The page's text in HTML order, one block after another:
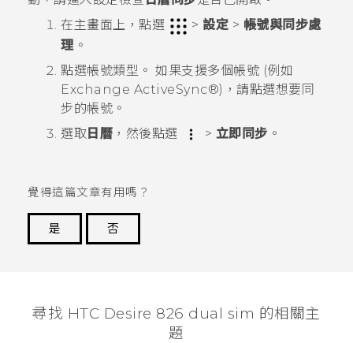
應用程式
支援服務
在主畫面上，點選 > 設定 > 帳號與同步處
理 。
點選帳號類型。 如果支援多個帳號 (例如
Exchange ActiveSync®)，請點選想要同
步的帳號。
選取 日曆 ，然後點選 > 立即同步 。
覺得這篇文章有用嗎？
是
否
尋找 HTC Desire 826 dual sim 的相關主
題